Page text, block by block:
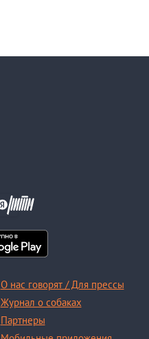
О нас говорят / Для прессы
Журнал о собаках
Партнеры